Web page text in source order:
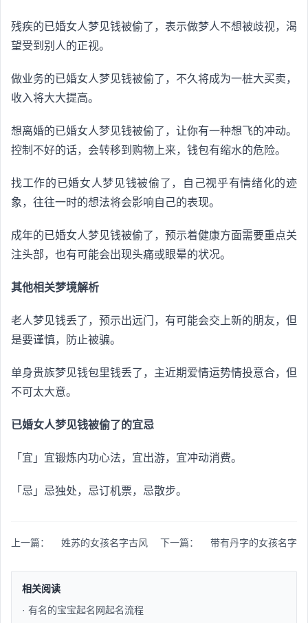
残疾的已婚女人梦见钱被偷了，表示做梦人不想被歧视，渴
望受到别人的正视。
做业务的已婚女人梦见钱被偷了，不久将成为一桩大买卖，
收入将大大提高。
想离婚的已婚女人梦见钱被偷了，让你有一种想飞的冲动。
控制不好的话，会转移到购物上来，钱包有缩水的危险。
找工作的已婚女人梦见钱被偷了，自己视乎有情绪化的迹
象，往往一时的想法将会影响自己的表现。
成年的已婚女人梦见钱被偷了，预示着健康方面需要重点关
注头部，也有可能会出现头痛或眼晕的状况。
其他相关梦境解析
老人梦见钱丢了，预示出远门，有可能会交上新的朋友，但
是要谨慎，防止被骗。
单身贵族梦见钱包里钱丢了，主近期爱情运势情投意合，但
不可太大意。
已婚女人梦见钱被偷了的宜忌
「宜」宜锻炼内功心法，宜出游，宜冲动消费。
「忌」忌独处，忌订机票，忌散步。
上一篇： 姓苏的女孩名字古风 下一篇： 带有丹字的女孩名字
相关阅读
· 有名的宝宝起名网起名流程​